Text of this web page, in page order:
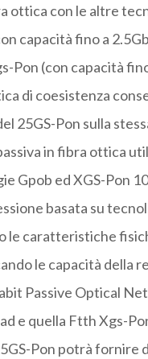
ottica con le altre
capacità fino a
Pon (con capacità
di coesistenza
25GS-Pon sulla
in fibra ottica
Gpob ed XGS-Pon
basata su
le caratteristiche
le capacità della
Passive Optical
e quella Ftth Xgs-
Pon potrà fornire